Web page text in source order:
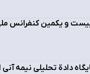
و یکمین کنفرانس
دادة تحلیلی نیمه آنی